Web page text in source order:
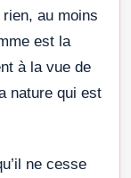
au moins
est la
à la vue de
nature qui est
ne cesse